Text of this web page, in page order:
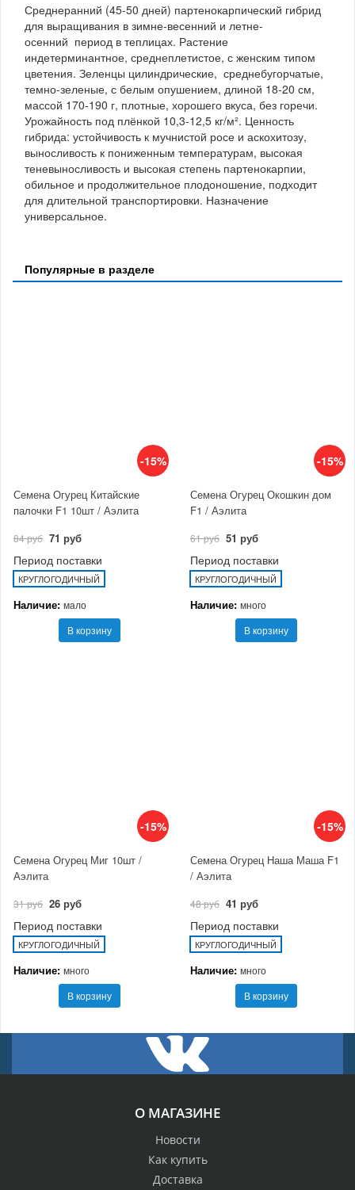
Среднеранний (45-50 дней) партенокарпический гибрид
для выращивания в зимне-весенний и летне-
осенний период в теплицах. Растение
индетерминантное, среднеплетистое, с женским типом
цветения. Зеленцы цилиндрические, среднебугорчатые,
темно-зеленые, с белым опушением, длиной 18-20 см,
массой 170-190 г, плотные, хорошего вкуса, без горечи.
Урожайность под плёнкой 10,3-12,5 кг/м². Ценность
гибрида: устойчивость к мучнистой росе и аскохитозу,
выносливость к пониженным температурам, высокая
теневыносливость и высокая степень партенокарпии,
обильное и продолжительное плодоношение, подходит
для длительной транспортировки. Назначение
универсальное.
Популярные в разделе
-15%
Семена Огурец Китайские
палочки F1 10шт / Аэлита
84 руб 71 руб
Период поставки
КРУГЛОГОДИЧНЫЙ
Наличие: мало
В корзину
-15%
Семена Огурец Окошкин дом
F1 / Аэлита
61 руб 51 руб
Период поставки
КРУГЛОГОДИЧНЫЙ
Наличие: много
В корзину
-15%
Семена Огурец Миг 10шт /
Аэлита
31 руб 26 руб
Период поставки
КРУГЛОГОДИЧНЫЙ
Наличие: много
В корзину
-15%
Семена Огурец Наша Маша F1
/ Аэлита
48 руб 41 руб
Период поставки
КРУГЛОГОДИЧНЫЙ
Наличие: много
В корзину
О МАГАЗИНЕ
Новости
Как купить
Доставка